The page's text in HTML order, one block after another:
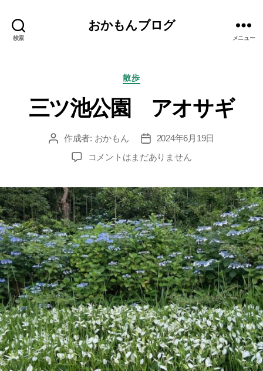
検索
おかもんブログ
メニュー
カ
散歩
三ツ池公園 アオサギ
投 作成者: おかもん
投
稿
日
2024年6月19日
三
公
園
ア
オ
サ
ギ
へ
の
コメントはまだありません